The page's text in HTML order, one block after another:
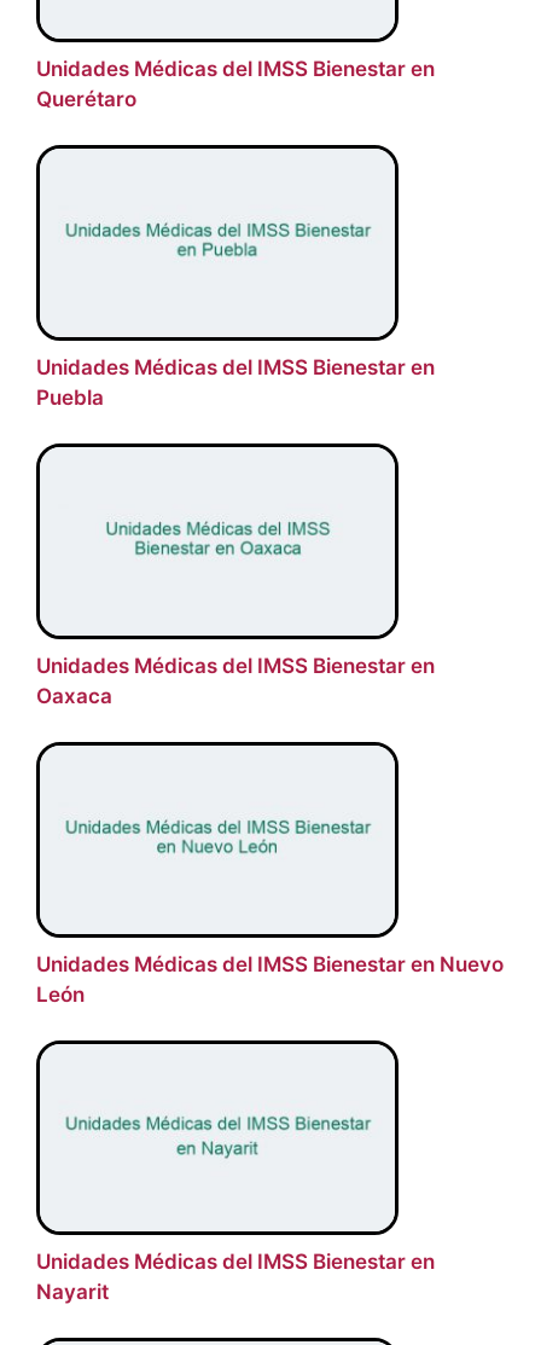
Unidades Médicas del IMSS Bienestar en
Querétaro
Unidades Médicas del IMSS Bienestar en
Puebla
Unidades Médicas del IMSS Bienestar en
Oaxaca
Unidades Médicas del IMSS Bienestar en Nuevo
León
Unidades Médicas del IMSS Bienestar en
Nayarit